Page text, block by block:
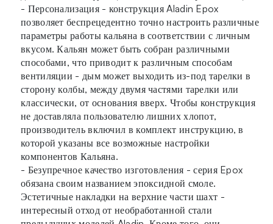
- Персонализация - конструкция Aladin Epox
позволяет беспрецедентно точно настроить различные
параметры работы кальяна в соответствии с личным
вкусом. Кальян может быть собран различными
способами, что приводит к различным способам
вентиляции - дым может выходить из-под тарелки в
сторону колбы, между двумя частями тарелки или
классически, от основания вверх. Чтобы конструкция
не доставляла пользователю лишних хлопот,
производитель включил в комплект инструкцию, в
которой указаны все возможные настройки
компонентов Кальяна.
- Безупречное качество изготовления - серия Epox
обязана своим названием эпоксидной смоле.
Эстетичные накладки на верхние части шахт -
интересный отход от необработанной стали